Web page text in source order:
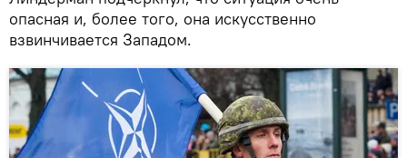
опасная и, более того, она искусственно
взвинчивается Западом.